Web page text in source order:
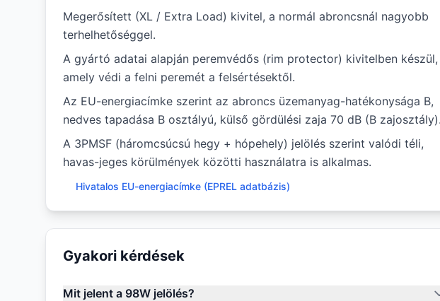
Megerősített (XL / Extra Load) kivitel, a normál abroncsnál nagyobb
terhelhetőséggel.
A gyártó adatai alapján peremvédős (rim protector) kivitelben készül,
amely védi a felni peremét a felsértésektől.
Az EU-energiacímke szerint az abroncs üzemanyag-hatékonysága B,
nedves tapadása B osztályú, külső gördülési zaja 70 dB (B zajosztály).
A 3PMSF (háromcsúcsú hegy + hópehely) jelölés szerint valódi téli,
havas-jeges körülmények közötti használatra is alkalmas.
Hivatalos EU-energiacímke (EPREL adatbázis)
Gyakori kérdések
Mit jelent a 98W jelölés?